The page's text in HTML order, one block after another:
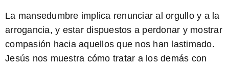
La mansedumbre implica renunciar al orgullo y a la
arrogancia, y estar dispuestos a perdonar y mostrar
compasión hacia aquellos que nos han lastimado.
Jesús nos muestra cómo tratar a los demás con